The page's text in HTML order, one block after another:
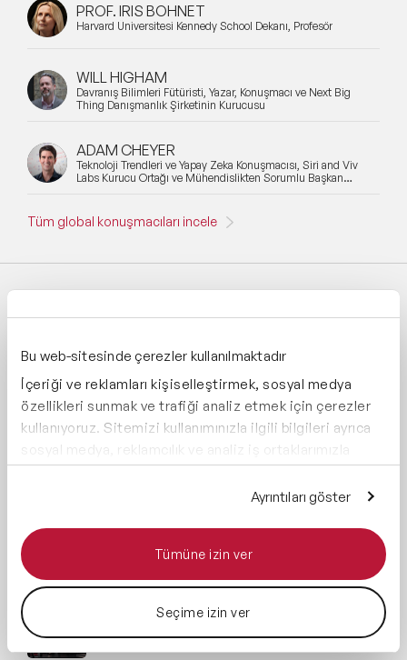
Bu web-sitesinde çerezler kullanılmaktadır
İçeriği ve reklamları kişiselleştirmek, sosyal medya
özellikleri sunmak ve trafiği analiz etmek için çerezler
kullanıyoruz. Sitemizi kullanımınızla ilgili bilgileri ayrıca
sosyal medya, reklamcılık ve analiz iş ortaklarımızla
paylaşabiliriz. İş ortaklarımız, bu bilgileri kendilerine
sağladığınız veya hizmetlerini kullanırken topladıkları
Ayrıntıları göster
Tümüne izin ver
Seçime izin ver
PROF. IRIS BOHNET
Harvard Üniversitesi Kennedy School Dekanı, Profesör
WILL HIGHAM
Davranış Bilimleri Fütüristi, Yazar, Konuşmacı ve Next Big
Thing Danışmanlık Şirketinin Kurucusu
ADAM CHEYER
Teknoloji Trendleri ve Yapay Zeka Konuşmacısı, Siri and Viv
Labs Kurucu Ortağı ve Mühendislikten Sorumlu Başkan
Tüm global konuşmacıları incele
Geç Kalmamak İçin Kontrol Listesi
Çalışanları Yapay Zekâya Kazandırmanın 5
Hikâyesi
Finans-Ekonomi Konuşmacıları Türkiye'de
Nereye Davet Ediliyor
Business Influencer Projesi Nasıl Kurgulanır?